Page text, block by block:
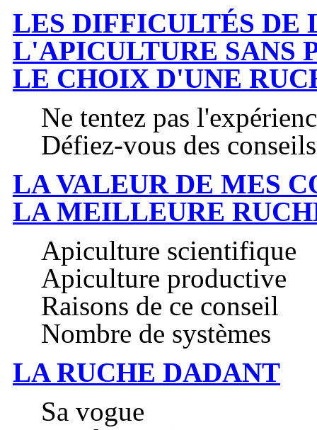
LES DIFFICULTÉS DE
L'APICULTURE SANS
LE CHOIX D'UNE
Ne tentez pas
Défiez-vous des
LA VALEUR DE MES
LA MEILLEURE
Apiculture scientifique
Apiculture productive
Raisons de ce conseil
Nombre de systèmes
LA RUCHE DADANT
Sa vogue